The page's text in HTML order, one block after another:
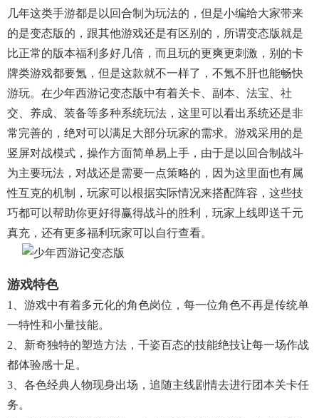
几年这类手游都是以回合制为玩法的，但是小编给大家带来
的是变态版的，跟其他游戏还是有区别的，所谓变态版就是
比正常的版本福利多好几倍，而且玩的更爽更刺激，别的卡
牌类游戏都要氪，但是这款就不一样了，不氪不肝也能畅快
游玩。在少年西游记变态版中有着关卡、副本、法宝、社
交、养成、装备等多种系统玩法，这里可以看出系统还是非
常完善的，绝对可以满足大部分玩家的需求。游戏采用的是
竖屏对战模式，操作方面简单易上手，由于是以回合制战斗
为主要玩法，对战还是需要一点策略的，因为这里面也有属
性互克的机制，玩家可以根据实际情况来搭配阵容，这些技
巧都可以帮助你更好得赢得战斗的胜利，玩家上线即送千元
真充，还有更多福利玩家可以自行查看。
游戏特色
1、游戏中有着多元化的角色岗位，每一位角色不再是传统单
一特性和小量技能。
2、新奇独特的塑造方法，千姿百态的技能绝技让每一场作战
都体验感十足。
3、各色经典人物现身出场，追随主线剧情去进行团本关卡任
务。